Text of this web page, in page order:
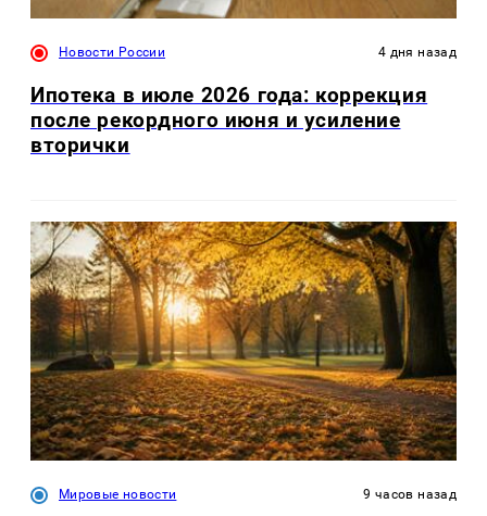
Новости России 4 дня назад
Ипотека в июле 2026 года: коррекция
после рекордного июня и усиление
вторички
Мировые новости 9 часов назад